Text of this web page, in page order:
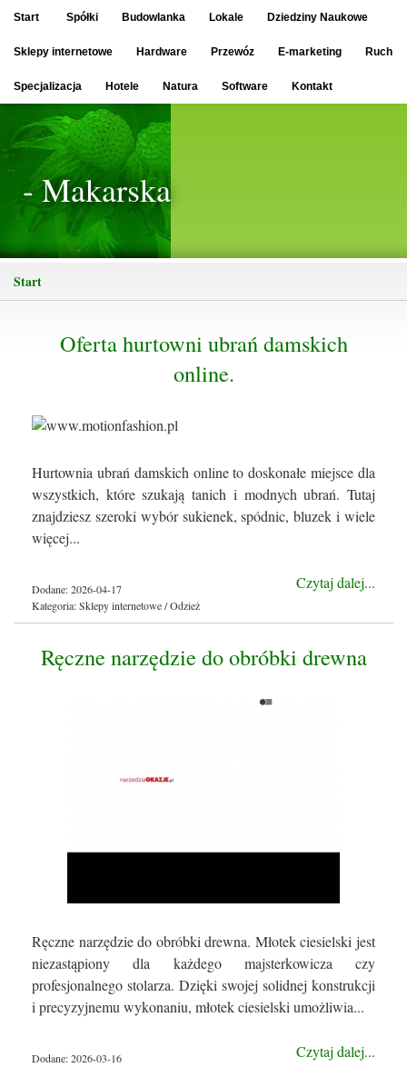
Start Spółki Budowlanka Lokale Dziedziny Naukowe
Sklepy internetowe Hardware Przewóz E-marketing Ruch
Specjalizacja Hotele Natura Software Kontakt
- Makarska
Start
Oferta hurtowni ubrań damskich
online.
Hurtownia ubrań damskich online to doskonałe miejsce dla
wszystkich, które szukają tanich i modnych ubrań. Tutaj
znajdziesz szeroki wybór sukienek, spódnic, bluzek i wiele
więcej...
Czytaj dalej...
Dodane: 2026-04-17
Kategoria: Sklepy internetowe / Odzież
Ręczne narzędzie do obróbki drewna
Ręczne narzędzie do obróbki drewna. Młotek ciesielski jest
niezastąpiony dla każdego majsterkowicza czy
profesjonalnego stolarza. Dzięki swojej solidnej konstrukcji
i precyzyjnemu wykonaniu, młotek ciesielski umożliwia...
Czytaj dalej...
Dodane: 2026-03-16